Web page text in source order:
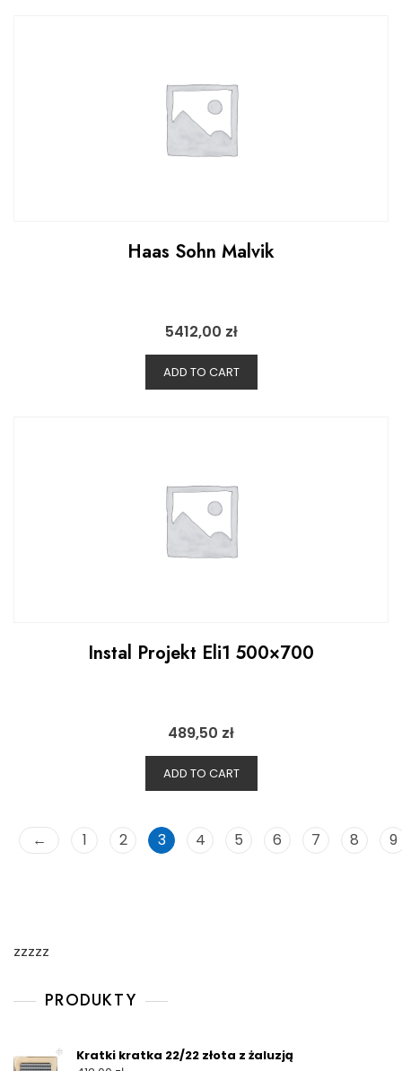
Haas Sohn Malvik
5412,00 zł
ADD TO CART
Instal Projekt Eli1 500×700
489,50 zł
ADD TO CART
← 1 2 3 4 5 6 7 8 9
zzzzz
PRODUKTY
Kratki kratka 22/22 złota z żaluzją